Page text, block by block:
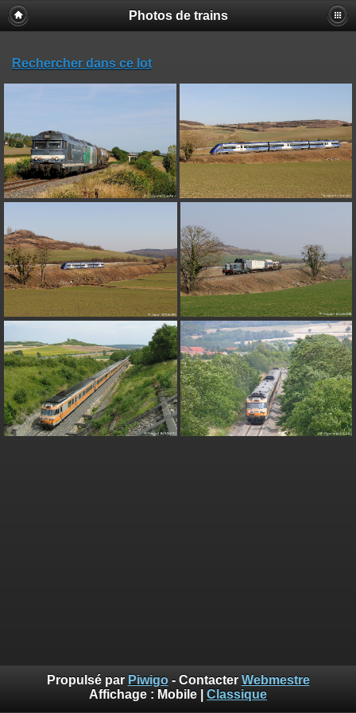
Photos de trains
Rechercher dans ce lot
Propulsé par Piwigo- Contacter Webmestre
Affichage : Mobile Classique